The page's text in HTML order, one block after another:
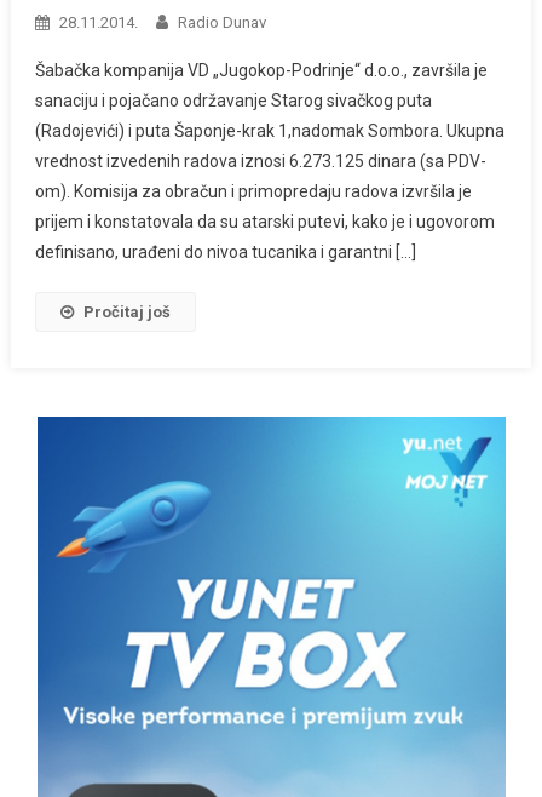
28.11.2014. Radio Dunav
Šabačka kompanija VD „Jugokop-Podrinje“ d.o.o., završila je
sanaciju i pojačano održavanje Starog sivačkog puta
(Radojevići) i puta Šaponje-krak 1,nadomak Sombora. Ukupna
vrednost izvedenih radova iznosi 6.273.125 dinara (sa PDV-
om). Komisija za obračun i primopredaju radova izvršila je
prijem i konstatovala da su atarski putevi, kako je i ugovorom
definisano, urađeni do nivoa tucanika i garantni […]
Pročitaj još